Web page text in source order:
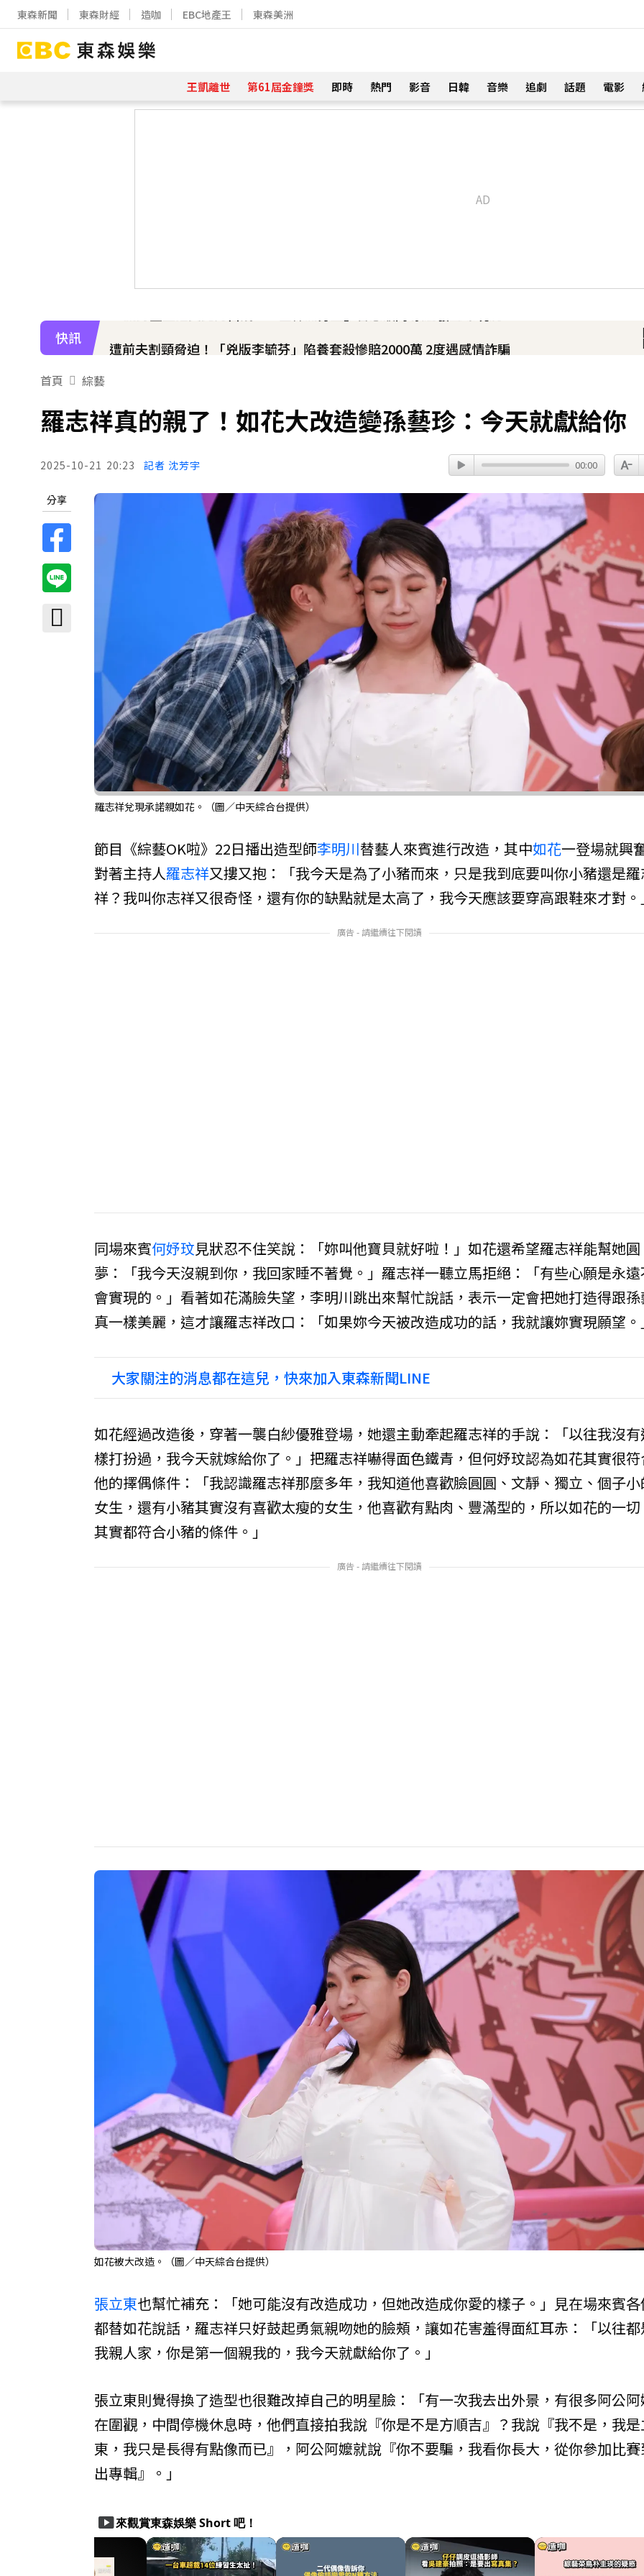
東森新聞 東森財經 造咖 EBC地產王 東森美洲
王凱離世 第61屆金鐘獎 即時 熱門 影音 日韓 音樂 追劇 話題 電影
快訊
日傳奇女星辭世！兒子曝「最後時刻」：如沉睡般離開
7分鐘前
首頁 綜藝
羅志祥真的親了！如花大改造變孫藝珍：今天就獻給你
2025-10-21 20:23 記者 沈芳宇 00:00
分享
羅志祥兌現承諾親如花。（圖／中天綜合台提供）
節目《綜藝OK啦》22日播出造型師李明川替藝人來賓進行改造，其中如花一登場就興
對著主持人羅志祥又摟又抱：「我今天是為了小豬而來，只是我到底要叫你小豬還是
祥？我叫你志祥又很奇怪，還有你的缺點就是太高了，我今天應該要穿高跟鞋來才對
廣告 - 請繼續往下閱讀
同場來賓何妤玟見狀忍不住笑說：「妳叫他寶貝就好啦！」如花還希望羅志祥能幫她圓
夢：「我今天沒親到你，我回家睡不著覺。」羅志祥一聽立馬拒絕：「有些心願是永
會實現的。」看著如花滿臉失望，李明川跳出來幫忙說話，表示一定會把她打造得跟
真一樣美麗，這才讓羅志祥改口：「如果妳今天被改造成功的話，我就讓妳實現願望
大家關注的消息都在這兒，快來加入東森新聞LINE
如花經過改造後，穿著一襲白紗優雅登場，她還主動牽起羅志祥的手說：「以往我沒
樣打扮過，我今天就嫁給你了。」把羅志祥嚇得面色鐵青，但何妤玟認為如花其實很
他的擇偶條件：「我認識羅志祥那麼多年，我知道他喜歡臉圓圓、文靜、獨立、個子
女生，還有小豬其實沒有喜歡太瘦的女生，他喜歡有點肉、豐滿型的，所以如花的一
其實都符合小豬的條件。」
廣告 - 請繼續往下閱讀
如花被大改造。（圖／中天綜合台提供）
張立東也幫忙補充：「她可能沒有改造成功，但她改造成你愛的樣子。」見在場來賓
都替如花說話，羅志祥只好鼓起勇氣親吻她的臉頰，讓如花害羞得面紅耳赤：「以往
我親人家，你是第一個親我的，我今天就獻給你了。」
張立東則覺得換了造型也很難改掉自己的明星臉：「有一次我去出外景，有很多阿公
在圍觀，中間停機休息時，他們直接拍我說『你是不是方順吉』？我說『我不是，我
東，我只是長得有點像而已』，阿公阿嬤就說『你不要騙，我看你長大，從你參加比
出專輯』。」
smart_display來觀賞東森娛樂 Short 吧！